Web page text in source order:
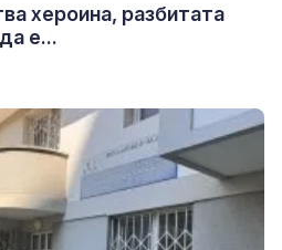
хероина, разбитата
е...